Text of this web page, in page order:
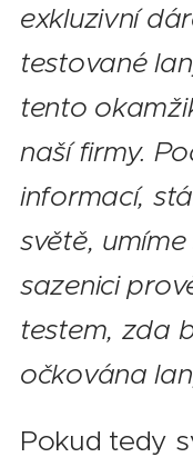
exkluzivní
testované
tento
naší firmy.
informací,
světě,
sazenici
testem, zda
očkována
Pokud tedy